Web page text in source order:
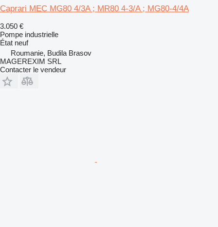
Caprari MEC MG80 4/3A ; MR80 4-3/A ; MG80-4/4A
3.050 €
Pompe industrielle
État neuf
Roumanie, Budila Brasov
MAGEREXIM SRL
Contacter le vendeur